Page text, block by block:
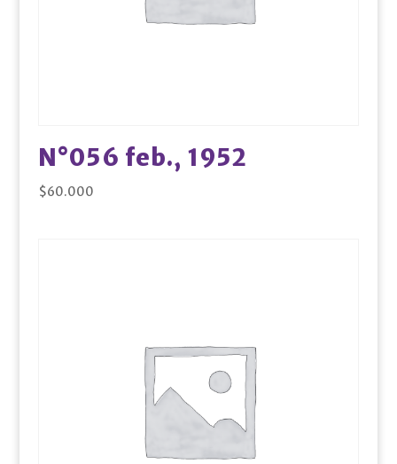
N°056 feb., 1952
$60.000